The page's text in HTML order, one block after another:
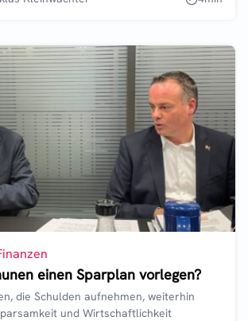
einen Sparplan vorlegen?
die Schulden aufnehmen, weiterhin
und Wirtschaftlichkeit